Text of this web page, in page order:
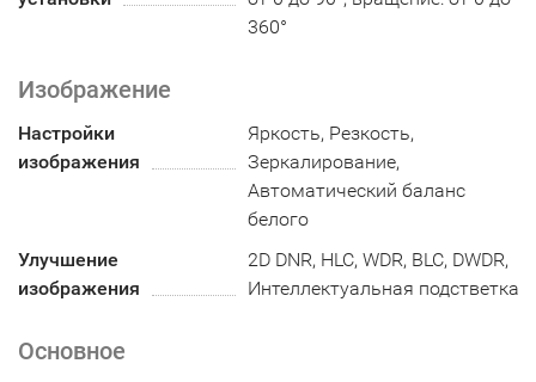
360°
Изображение
Настройки
изображения
Яркость, Резкость,
Зеркалирование,
Автоматический баланс
белого
Улучшение
изображения
2D DNR, HLC, WDR, BLC, DWDR,
Интеллектуальная подстветка
Основное